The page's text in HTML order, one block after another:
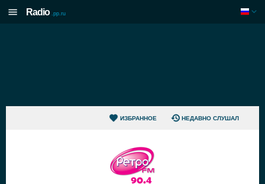
Radio .pp.ru
ИЗБРАННОЕ НЕДАВНО СЛУШАЛ